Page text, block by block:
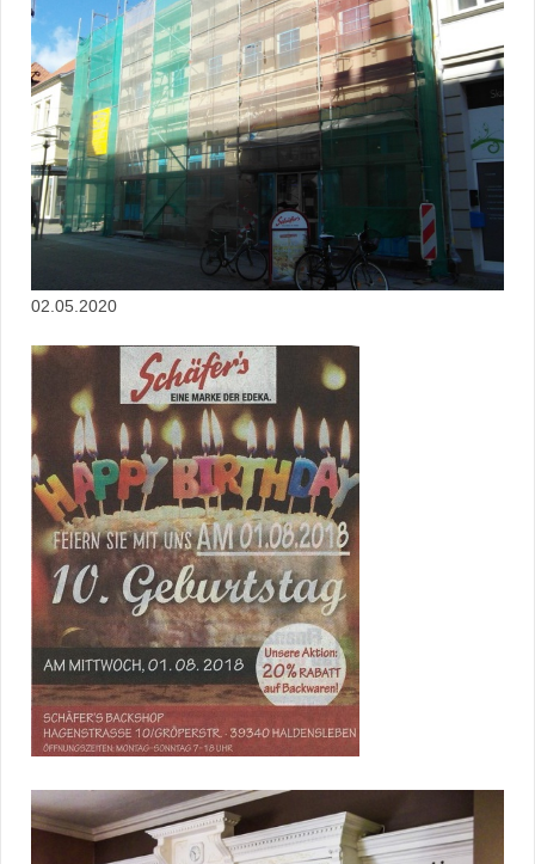
02.05.2020